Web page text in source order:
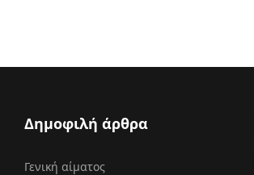
Δημοφιλή άρθρα
Γενική αίματος